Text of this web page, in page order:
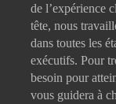
de l’expérience
tête, nous
dans toutes les
exécutifs. Pour
besoin pour
vous guidera à